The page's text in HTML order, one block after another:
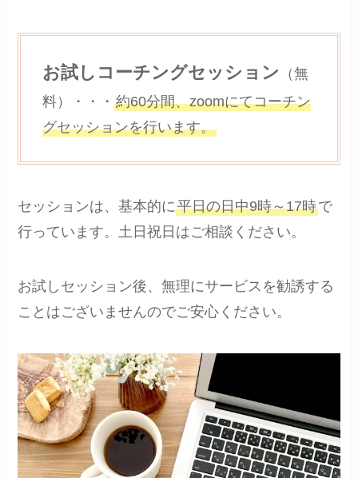
お試しコーチングセッション
（無
料）・・・約60分間、zoomにてコーチン
グセッションを行います。
セッションは、基本的に平日の日中9時～17時で
行っています。土日祝日はご相談ください。
お試しセッション後、無理にサービスを勧誘する
ことはございませんのでご安心ください。